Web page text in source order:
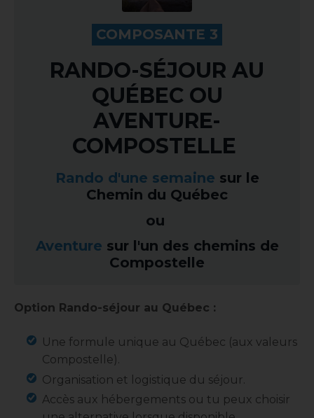
COMPOSANTE 3
RANDO-SÉJOUR AU
QUÉBEC OU
AVENTURE-
COMPOSTELLE
Rando d'une semaine sur le
Chemin du Québec
ou
Aventure sur l'un des chemins de
Compostelle
Option Rando-séjour au Québec :
Une formule unique au Québec (aux valeurs
Compostelle).
Organisation et logistique du séjour.
Accès aux hébergements ou tu peux choisir